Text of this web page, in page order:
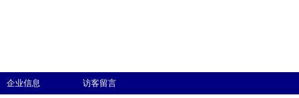
企业信息 访客留言